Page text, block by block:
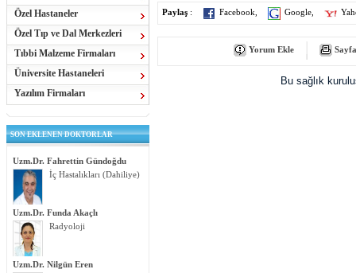
Özel Hastaneler
Özel Tıp ve Dal Merkezleri
Tıbbi Malzeme Firmaları
Üniversite Hastaneleri
Yazılım Firmaları
SON EKLENEN DOKTORLAR
Uzm.Dr. Fahrettin Gündoğdu
İç Hastalıkları (Dahiliye)
Uzm.Dr. Funda Akaçlı
Radyoloji
Uzm.Dr. Nilgün Eren
Paylaş : Facebook Google
Yorum Ekle
Bu sağlık